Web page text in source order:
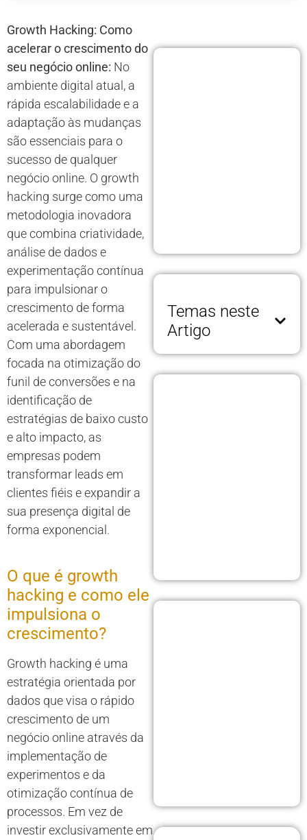
Growth Hacking: Como
acelerar o crescimento do
seu negócio online: No
ambiente digital atual, a
rápida escalabilidade e a
adaptação às mudanças
são essenciais para o
sucesso de qualquer
negócio online. O growth
hacking surge como uma
metodologia inovadora
que combina criatividade,
análise de dados e
experimentação contínua
para impulsionar o
crescimento de forma
acelerada e sustentável.
Com uma abordagem
focada na otimização do
funil de conversões e na
identificação de
estratégias de baixo custo
e alto impacto, as
empresas podem
transformar leads em
clientes fiéis e expandir a
sua presença digital de
forma exponencial.
O que é growth
hacking e como ele
impulsiona o
crescimento?
Growth hacking é uma
estratégia orientada por
dados que visa o rápido
crescimento de um
negócio online através da
implementação de
experimentos e da
otimização contínua de
processos. Em vez de
investir exclusivamente em
Temas neste
Artigo